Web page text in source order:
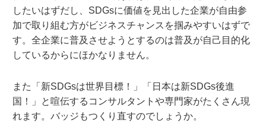
したいはずだし、SDGsに価値を見出した企業が自由参
加で取り組む方がビジネスチャンスを掴みやすいはずで
す。全企業に普及させようとするのは普及が自己目的化
しているからにほかなりません。
また「新SDGsは世界目標！」「日本は新SDGs後進
国！」と喧伝するコンサルタントや専門家がたくさん現
れます。バッジもつくり直すのでしょうか。